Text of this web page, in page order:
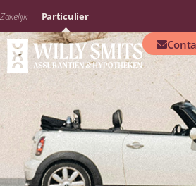
Zakelijk Particulier